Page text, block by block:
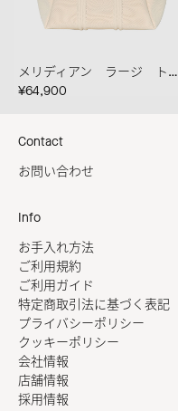
メリディアン ラージ トート クレマ
¥64,900
Contact
お問い合わせ
Info
お手入れ方法
ご利用規約
ご利用ガイド
特定商取引法に基づく表記
プライバシーポリシー
クッキーポリシー
会社情報
店舗情報
採用情報